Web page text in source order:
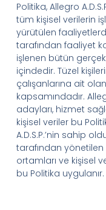
Politika, Allegro A.D.S.
tüm kişisel verilerin
yürütülen
tarafından faaliyet
işlenen bütün
içindedir. Tüzel
çalışanlarına ait
kapsamındadır.
adayları, hizmet
kişisel veriler bu
A.D.S.P.’nin sahip
tarafından yönetilen
ortamları ve kişisel
bu Politika uygulanır.